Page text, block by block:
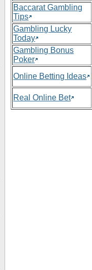
Baccarat Gambling
Tips
Gambling Lucky
Today
Gambling Bonus
Poker
Online Betting Ideas
Real Online Bet